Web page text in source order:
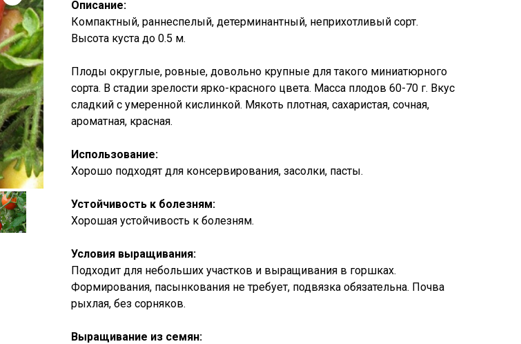
Описание:
Компактный, раннеспелый, детерминантный, неприхотливый сорт.
Высота куста до 0.5 м.
Плоды округлые, ровные, довольно крупные для такого миниатюрного
сорта. В стадии зрелости ярко-красного цвета. Масса плодов 60-70 г. Вкус
сладкий с умеренной кислинкой. Мякоть плотная, сахаристая, сочная,
ароматная, красная.
Использование:
Хорошо подходят для консервирования, засолки, пасты.
Устойчивость к болезням:
Хорошая устойчивость к болезням.
Условия выращивания:
Подходит для небольших участков и выращивания в горшках.
Формирования, пасынкования не требует, подвязка обязательна. Почва
рыхлая, без сорняков.
Выращивание из семян: